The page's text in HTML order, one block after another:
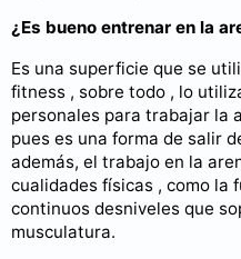
¿Es bueno entrenar en la
Es una superficie que se
fitness , sobre todo , lo
personales para trabajar la
pues es una forma de salir
además, el trabajo en la
cualidades físicas , como la
continuos desniveles que
musculatura.